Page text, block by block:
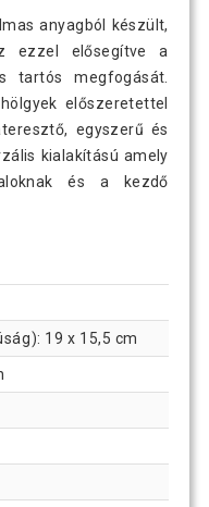
anyagból készült,
ezzel elősegítve a
tartós megfogását.
előszeretettel
egyszerű és
kialakítású amely
és a kezdő
19 x 15,5 cm